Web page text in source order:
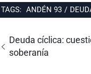
TAGS: ANDÉN 93 /
de
entradas
Entrada
anterior:
Deuda cíclica:
soberanía